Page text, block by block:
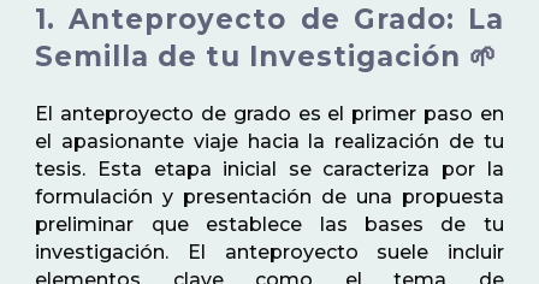
1. Anteproyecto de Grado: La
Semilla de tu Investigación 🌱
El anteproyecto de grado es el primer paso en
el apasionante viaje hacia la realización de tu
tesis. Esta etapa inicial se caracteriza por la
formulación y presentación de una propuesta
preliminar que establece las bases de tu
investigación. El anteproyecto suele incluir